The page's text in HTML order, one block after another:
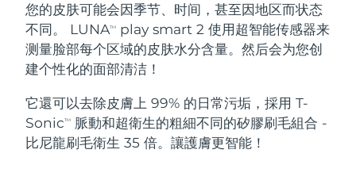
您的皮肤可能会因季节、时间，甚至因地区而状态
不同。 LUNATM
play smart 2 使用超智能传感器来
测量脸部每个区域的皮肤水分含量。然后会为您创
建个性化的面部清洁！
它還可以去除皮膚上 99% 的日常污垢，採用 T-
SonicTM
脈動和超衛生的粗細不同的矽膠刷毛組合 -
比尼龍刷毛衛生 35 倍。讓護膚更智能！
面部清潔
LUNA™ 4 套裝
Anti-aging massage
LUNA™ 4 Plus
緊致提拉
BEAR™ 2 套裝
Microcurrent toning
BEAR™ 2 go
補水保濕
UFO™ 3 套裝
口腔護理
issa™ 4
比利時 預計送達日期8/10/26
百慕達
波士尼亞與赫塞哥維納 預計送達日期 8/13/26
汶萊 預計送達日期